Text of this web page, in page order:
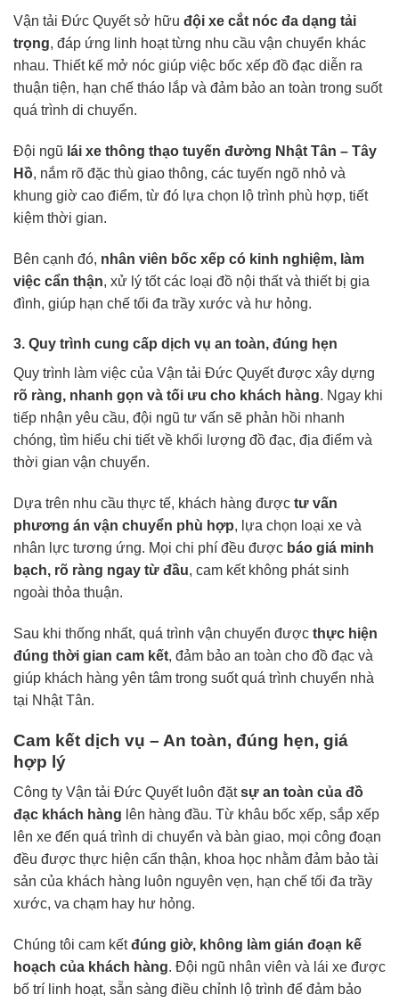
Vận tải Đức Quyết sở hữu đội xe cắt nóc đa dạng tải
trọng, đáp ứng linh hoạt từng nhu cầu vận chuyển khác
nhau. Thiết kế mở nóc giúp việc bốc xếp đồ đạc diễn ra
thuận tiện, hạn chế tháo lắp và đảm bảo an toàn trong suốt
quá trình di chuyển.
Đội ngũ lái xe thông thạo tuyến đường Nhật Tân – Tây
Hồ, nắm rõ đặc thù giao thông, các tuyến ngõ nhỏ và
khung giờ cao điểm, từ đó lựa chọn lộ trình phù hợp, tiết
kiệm thời gian.
Bên cạnh đó, nhân viên bốc xếp có kinh nghiệm, làm
việc cẩn thận, xử lý tốt các loại đồ nội thất và thiết bị gia
đình, giúp hạn chế tối đa trầy xước và hư hỏng.
3. Quy trình cung cấp dịch vụ an toàn, đúng hẹn
Quy trình làm việc của Vận tải Đức Quyết được xây dựng
rõ ràng, nhanh gọn và tối ưu cho khách hàng. Ngay khi
tiếp nhận yêu cầu, đội ngũ tư vấn sẽ phản hồi nhanh
chóng, tìm hiểu chi tiết về khối lượng đồ đạc, địa điểm và
thời gian vận chuyển.
Dựa trên nhu cầu thực tế, khách hàng được tư vấn
phương án vận chuyển phù hợp, lựa chọn loại xe và
nhân lực tương ứng. Mọi chi phí đều được báo giá minh
bạch, rõ ràng ngay từ đầu, cam kết không phát sinh
ngoài thỏa thuận.
Sau khi thống nhất, quá trình vận chuyển được thực hiện
đúng thời gian cam kết, đảm bảo an toàn cho đồ đạc và
giúp khách hàng yên tâm trong suốt quá trình chuyển nhà
tại Nhật Tân.
Cam kết dịch vụ – An toàn, đúng hẹn, giá
hợp lý
Công ty Vận tải Đức Quyết luôn đặtsự an toàn của đồ
đạc khách hàng lên hàng đầu. Từ khâu bốc xếp, sắp xếp
lên xe đến quá trình di chuyển và bàn giao, mọi công đoạn
đều được thực hiện cẩn thận, khoa học nhằm đảm bảo tài
sản của khách hàng luôn nguyên vẹn, hạn chế tối đa trầy
xước, va chạm hay hư hỏng.
Chúng tôi cam kếtđúng giờ, không làm gián đoạn kế
hoạch của khách hàng. Đội ngũ nhân viên và lái xe được
bố trí linh hoạt, sẵn sàng điều chỉnh lộ trình để đảm bảo